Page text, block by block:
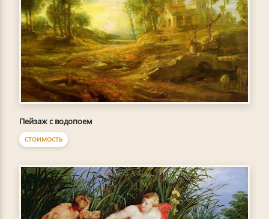
Пейзаж с водопоем
СТОИМОСТЬ